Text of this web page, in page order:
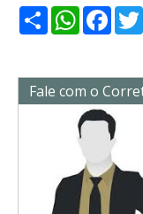
Share
Fale com o